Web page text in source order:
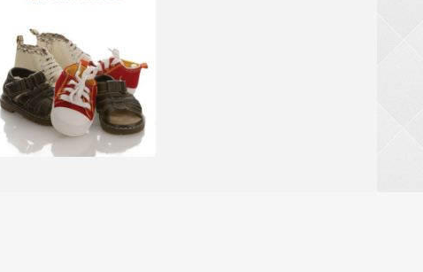
При замовленні взуття від 20 ящиків (крім
за великогабаритний товар (валізи,